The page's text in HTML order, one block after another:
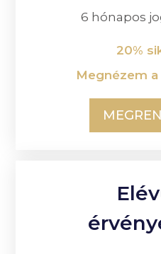
6 hónapos
20%
Megnézem